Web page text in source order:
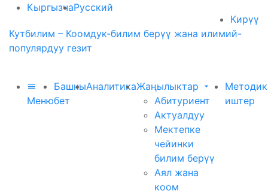
КыргызчаРусский
Кирүү
Кутбилим – Коомдук-билим берүү жана илимий-
популярдуу гезит
Меню
Башкы
бет
АналитикаЖаңылыктар
Абитуриент
Актуалдуу
Мектепке
чейинки
билим берүү
Аял жана
коом
иштер